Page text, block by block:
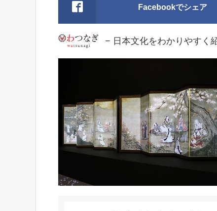
Facebookでシェア
− 日本文化をわかりやすく